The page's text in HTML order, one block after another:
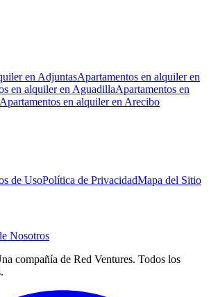
en AdjuntasApartamentos en alquiler en
en alquiler en AguadillaApartamentos en
Apartamentos en alquiler en Arecibo
de UsoPolítica de PrivacidadMapa del Sitio
Nosotros
compañía de Red Ventures. Todos los